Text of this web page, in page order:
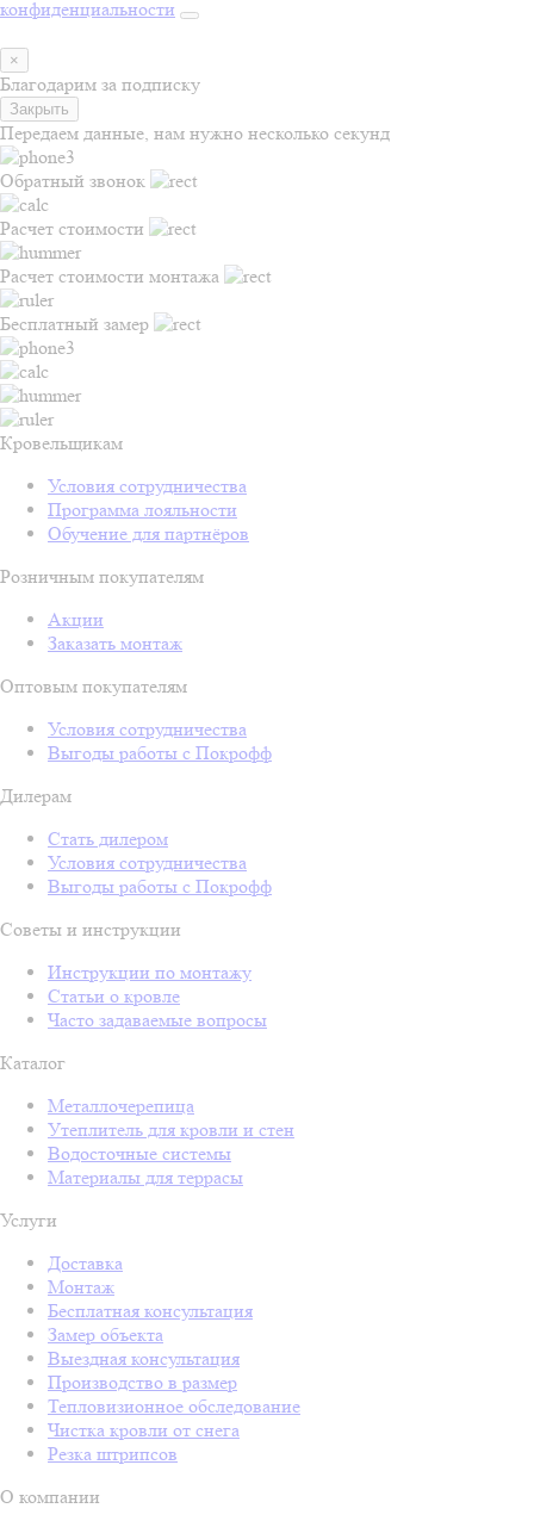
конфиденциальности
×
Благодарим за подписку
Закрыть
Передаем данные, нам нужно несколько секунд
Обратный звонок
Расчет стоимости
Расчет стоимости монтажа
Бесплатный замер
Кровельщикам
Условия сотрудничества
Программа лояльности
Обучение для партнёров
Розничным покупателям
Акции
Заказать монтаж
Оптовым покупателям
Условия сотрудничества
Выгоды работы с Покрофф
Дилерам
Стать дилером
Условия сотрудничества
Выгоды работы с Покрофф
Советы и инструкции
Инструкции по монтажу
Статьи о кровле
Часто задаваемые вопросы
Каталог
Металлочерепица
Утеплитель для кровли и стен
Водосточные системы
Материалы для террасы
Услуги
Доставка
Монтаж
Бесплатная консультация
Замер объекта
Выездная консультация
Производство в размер
Тепловизионное обследование
Чистка кровли от снега
Резка штрипсов
О компании